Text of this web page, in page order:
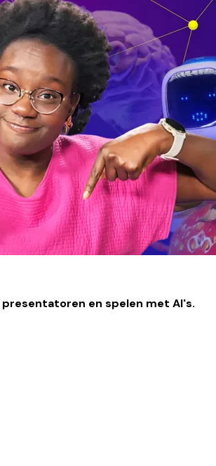
en spelen met AI's.